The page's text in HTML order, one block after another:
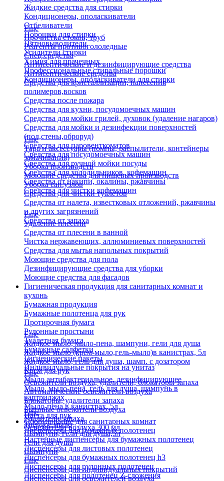
Жидкие средства для стирки
Кондиционеры, ополаскиватели
Отбеливатели
Порошки для стирки
Пятновыводители
Усилители стирки
Химия для прачечных
Профессиональные стиральные порошки
Кондиционеры, ополаскиватели для стирки
Еще
Прочистка стоков, труб
Реагенты противогололедные
Спец.средства
Антисептические и дезинфицирующие средства
Антисептические средства
Средства для кристаллизации, нанесения
полимеров,восков
Средства после пожара
Средства для кухни, посудомоечных машин
Средства для мойки грилей, духовок (удаление нагаров)
Средства для мойки и дезинфекции поверхностей
(пол,стены,оброруд)
Средства для паровенткоматов
Средства для посудомоечных машин
Средства для ручной мойки посуды
Средства для холодильников, кофемашин
Средства от накипи, окалины, ржавчины
Средства для чистки кофемашин
Еще
Тара и аксессуары (помпы, распылители, контейнеры
замачивания)
Уборка производств
Моющие средства для пищевых производств
Уборка сан.узлов
Средства для чистки туалетов
Средства от налета, известковых отложений, ржавчины
и других загрязнений
Средства от запаха
Еще
Удаление плесени
Средства от плесени в ванной
Чистка нержавеющих, аллюминиевых поверхностей
Средства для мытья напольных покрытий
Моющие средства для пола
Дезинфицирующие средства для уборки
Моющие средства для фасадов
Гигиеническая продукция для санитарных комнат и
кухонь
Бумажная продукция
Бумажные полотенца для рук
Протирочная бумага
Рулонные простыни
Туалетная бумага
Бумажные салфетки
Гигиенические пакеты
Индивидуальные покрытия на унитаз
Еще
Жидкое мыло, мыло-пена, шампуни, гели для душа
Жидкое мыло (крем-мыло,гель-мыло)в канистрах, 5л
Жидкое мыло, гель для душа, шамп. с дозатором
Крем для рук
Мыло антибактериальное, дезинфицирующее
Мыло, мыло-пена, гель для душа, шампунь в
картриджах
Мыло-пена в канистрах, 5л
Паста для рук
Твердое мыло
Шампуни, гели для душа,5л
Гели для душа
Шампуни
Еще
Освежители воздуха, удалители, блокаторы запаха
Автоматические освежители воздуха
Блокаторы, удалители запаха
Бытовые освежители воздуха
Удалители запаха
Освежители воздуха 300 мл
Еще
Оборудование для санитарных комнат
Диспенсеры для бумажных полотенец
Настенные диспенсеры для бумажных полотенец
Диспенсеры для листовых полотенец
Диспенсеры для бумажных полотенец h3
Диспенсеры для рулонных полотенец
Диспенсеры для полотенец Z-сложения
Еще
Диспенсеры для индивидуальных покрытий
Диспенсеры для освежителей воздуха